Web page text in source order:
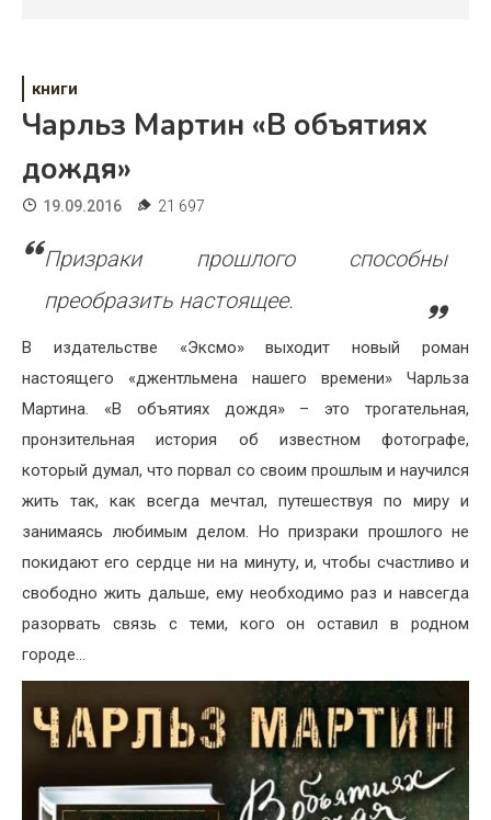
Жизнь
Хобби
Красота
Недвижимость
книги
Чарльз Мартин «В объятиях
дождя»
19.09.2016 21 697
Призраки прошлого способны
преобразить настоящее.
В издательстве «Эксмо» выходит новый роман
настоящего «джентльмена нашего времени» Чарльза
Мартина. «В объятиях дождя» – это трогательная,
пронзительная история об известном фотографе,
который думал, что порвал со своим прошлым и научился
жить так, как всегда мечтал, путешествуя по миру и
занимаясь любимым делом. Но призраки прошлого не
покидают его сердце ни на минуту, и, чтобы счастливо и
свободно жить дальше, ему необходимо раз и навсегда
разорвать связь с теми, кого он оставил в родном
городе…